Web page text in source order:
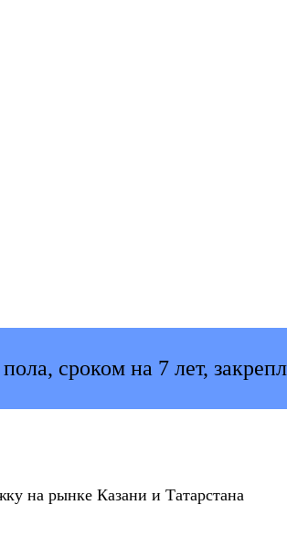
сроком на 7 лет,
на рынке Казани и Татарстана